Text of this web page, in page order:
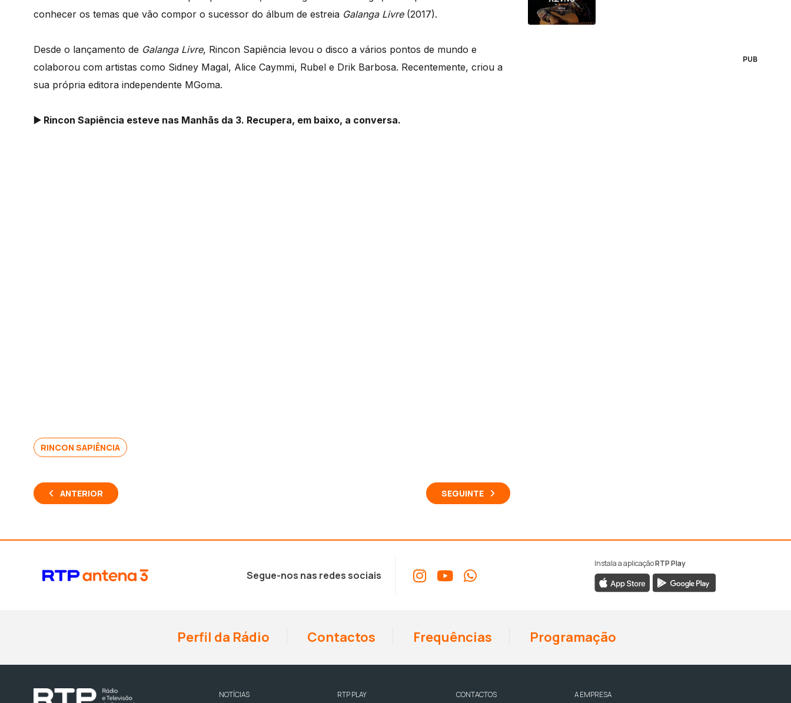
conhecer os temas que vão compor o sucessor do álbum de estreia Galanga Livre(2017).
Desde o lançamento de Galanga Livre, Rincon Sapiência levou o disco a vários pontos de mundo e
colaborou com artistas como Sidney Magal, Alice Caymmi, Rubel e Drik Barbosa. Recentemente, criou a
sua própria editora independente MGoma.
▶️ Rincon Sapiência esteve nas Manhãs da 3. Recupera, em baixo, a conversa.
RINCON SAPIÊNCIA
ANTERIOR SEGUINTE
PUB
Segue-nos nas redes sociais
Instala a aplicaçãoRTP Play
Perfil da Rádio Contactos Frequências Programação
NOTÍCIAS
RTP PLAY
CONTACTOS
A EMPRESA